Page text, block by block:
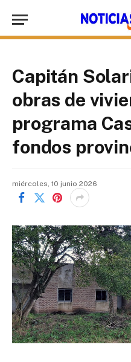
Capitán
obras de
programa
fondos
miércoles, 10 junio 2026